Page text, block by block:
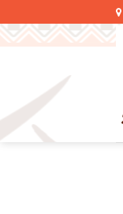
qua
nội